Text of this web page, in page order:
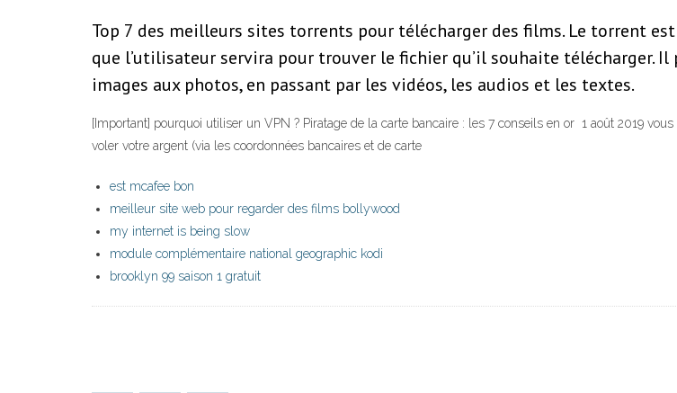
Top 7 des meilleurs sites torrents pour télécharger des films. Le torrent
que l’utilisateur servira pour trouver le fichier qu’il souhaite télécharger.
images aux photos, en passant par les vidéos, les audios et les textes.
[Important] pourquoi utiliser un VPN ? Piratage de la carte bancaire : les 7 conseils en or 1 août 2019
voler votre argent (via les coordonnées bancaires et de carte
est mcafee bon
meilleur site web pour regarder des films bollywood
my internet is being slow
module complémentaire national geographic kodi
brooklyn 99 saison 1 gratuit